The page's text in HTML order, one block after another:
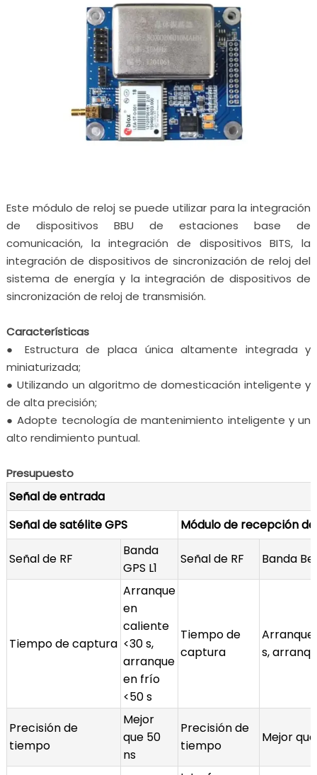
Este módulo de reloj se puede utilizar para la integración
de dispositivos BBU de estaciones base de
comunicación, la integración de dispositivos BITS, la
integración de dispositivos de sincronización de reloj del
sistema de energía y la integración de dispositivos de
sincronización de reloj de transmisión.
Características
● Estructura de placa única altamente integrada y
miniaturizada;
● Utilizando un algoritmo de domesticación inteligente y
de alta precisión;
● Adopte tecnología de mantenimiento inteligente y un
alto rendimiento puntual.
Presupuesto
Señal de entrada
Señal de satélite GPS
Módulo de recepción
Señal de RF
Banda
GPS L1
Señal de RF Banda
Tiempo de captura
Arranque
en
caliente
<30 s,
arranque
en frío
<50 s
Tiempo de
captura
s,
Precisión de
tiempo
Mejor
que 50
ns
Precisión de
tiempo
Mejor